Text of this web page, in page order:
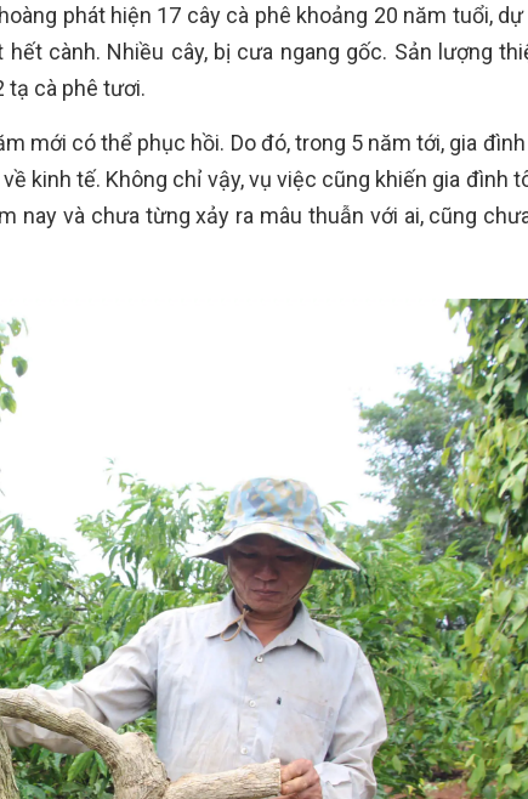
phát hiện 17 cây cà phê khoảng 20 năm tuổi,
cành. Nhiều cây, bị cưa ngang gốc. Sản lượng
tạ cà phê tươi.
mới có thể phục hồi. Do đó, trong 5 năm tới, gia
kinh tế. Không chỉ vậy, vụ việc cũng khiến gia đình
nay và chưa từng xảy ra mâu thuẫn với ai, cũng